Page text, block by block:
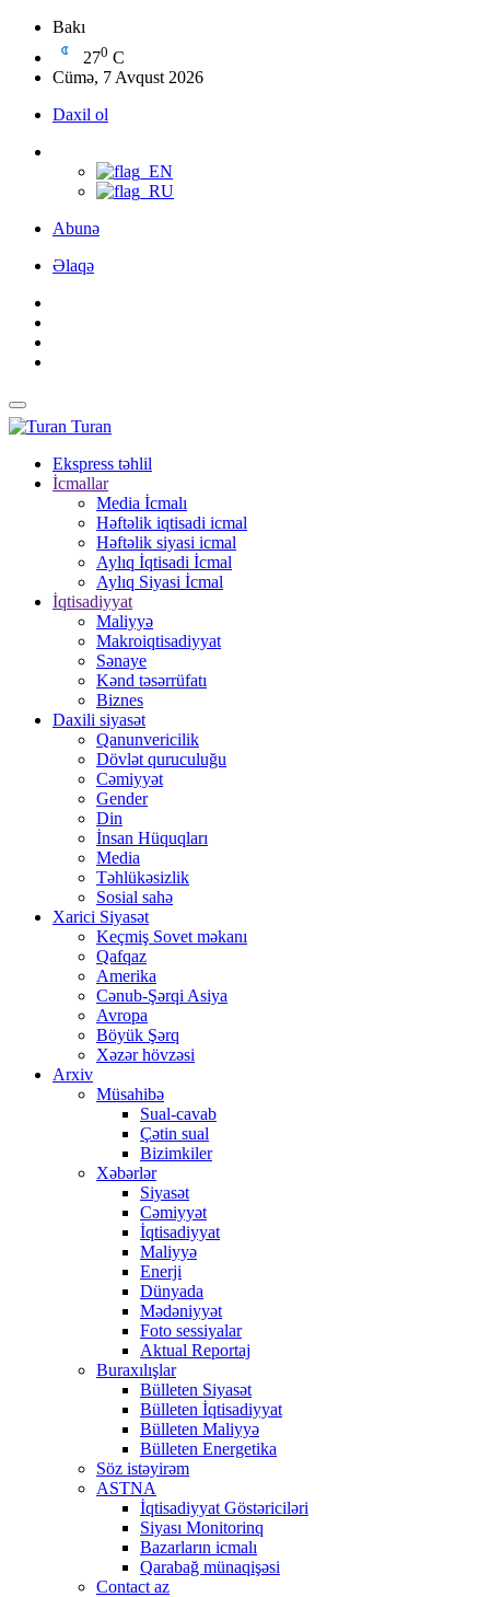
Bakı
270 C
Cümə, 7 Avqust 2026
Daxil ol
Abunə
Əlaqə
Turan
Ekspress təhlil
İcmallar
Media İcmalı
Həftəlik iqtisadi icmal
Həftəlik siyasi icmal
Aylıq İqtisadi İcmal
Aylıq Siyasi İcmal
İqtisadiyyat
Maliyyə
Makroiqtisadiyyat
Sənaye
Kənd təsərrüfatı
Biznes
Daxili siyasət
Qanunvericilik
Dövlət quruculuğu
Cəmiyyət
Gender
Din
İnsan Hüquqları
Media
Təhlükəsizlik
Sosial sahə
Xarici Siyasət
Keçmiş Sovet məkanı
Qafqaz
Amerika
Cənub-Şərqi Asiya
Avropa
Böyük Şərq
Xəzər hövzəsi
Arxiv
Müsahibə
Sual-cavab
Çətin sual
Bizimkiler
Xəbərlər
Siyasət
Cəmiyyət
İqtisadiyyat
Maliyyə
Enerji
Dünyada
Mədəniyyət
Foto sessiyalar
Aktual Reportaj
Buraxılışlar
Bülleten Siyasət
Bülleten İqtisadiyyat
Bülleten Maliyyə
Bülleten Energetika
Söz istəyirəm
ASTNA
İqtisadiyyat Göstəriciləri
Siyası Monitorinq
Bazarların icmalı
Qarabağ münaqişəsi
Contact az